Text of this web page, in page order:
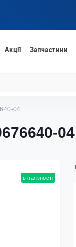
Акції Запчастини
04
04
в наявності